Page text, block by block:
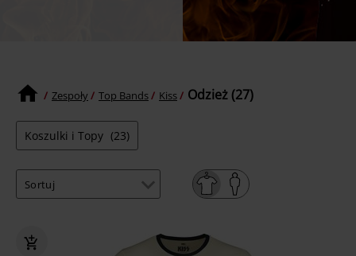
Zespoły Top Bands Kiss Odzież (27)
Koszulki i Topy (23)